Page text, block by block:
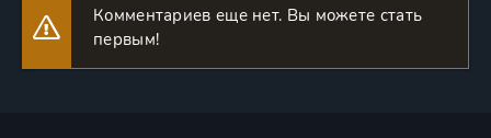
Комментариев еще нет. Вы можете стать
первым!